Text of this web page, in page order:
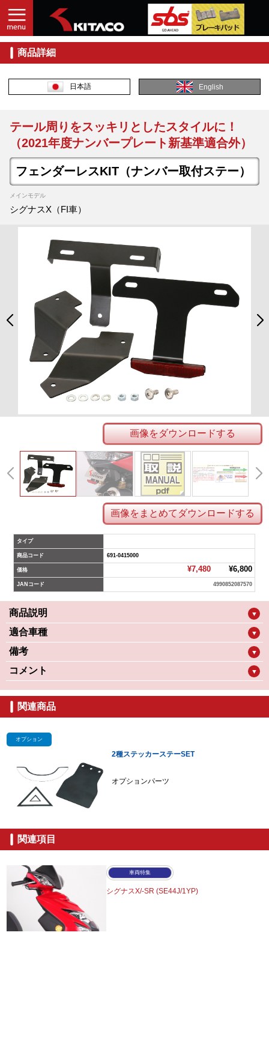
商品詳細
日本語 English
テール周りをスッキリとしたスタイルに！
（2021年度ナンバープレート新基準適合外）
フェンダーレスKIT（ナンバー取付ステー）
メインモデル
シグナスX（FI車）
画像をダウンロードする
画像をまとめてダウンロードする
タイプ
商品コード 691-0415000
価格 ¥7,480¥6,800
JANコード 4990852087570
商品説明 ▼
適合車種 ▼
備考 ▼
コメント ▼
関連商品
オプション
2種ステッカーステーSET
オプションパーツ
関連項目
車両特集
シグナスX/-SR (SE44J/1YP)